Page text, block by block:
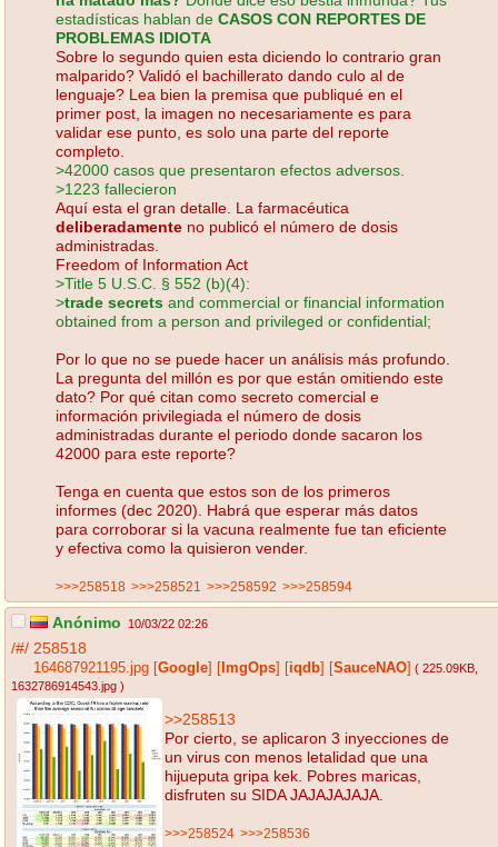
estadísticas hablan de CASOS CON REPORTES DE
PROBLEMAS IDIOTA
Sobre lo segundo quien esta diciendo lo contrario gran
malparido? Validó el bachillerato dando culo al de
lenguaje? Lea bien la premisa que publiqué en el
primer post, la imagen no necesariamente es para
validar ese punto, es solo una parte del reporte
completo.
>42000 casos que presentaron efectos adversos.
>1223 fallecieron
Aquí esta el gran detalle. La farmacéutica
deliberadamente no publicó el número de dosis
administradas.
Freedom of Information Act
>Title 5 U.S.C. § 552 (b)(4):
>trade secrets and commercial or financial information
obtained from a person and privileged or confidential;
Por lo que no se puede hacer un análisis más profundo.
La pregunta del millón es por que están omitiendo este
dato? Por qué citan como secreto comercial e
información privilegiada el número de dosis
administradas durante el periodo donde sacaron los
42000 para este reporte?
Tenga en cuenta que estos son de los primeros
informes (dec 2020). Habrá que esperar más datos
para corroborar si la vacuna realmente fue tan eficiente
y efectiva como la quisieron vender.
>>>258518 >>>258521 >>>258592 >>>258594
Anónimo 10/03/22 02:26
/#/ 258518
164687921195.jpg Google ImgOps iqdb SauceNAO ( 225.09KB
1632786914543.jpg )
>>258513
Por cierto, se aplicaron 3 inyecciones de
un virus con menos letalidad que una
hijueputa gripa kek. Pobres maricas,
disfruten su SIDA JAJAJAJAJA.
>>>258524 >>>258536